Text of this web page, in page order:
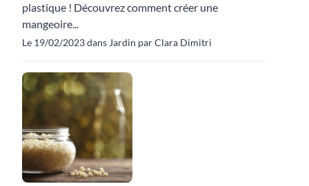
plastique ! Découvrez comment créer une
mangeoire...
Le 19/02/2023 dans Jardin par Clara Dimitri